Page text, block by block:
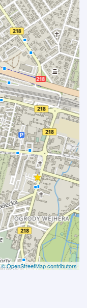
© OpenStreetMap contributors